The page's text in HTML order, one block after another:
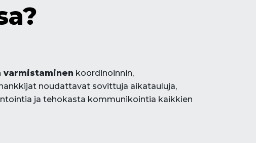
varmistaminen koordinoinnin,
noudattavat sovittuja aikatauluja,
ja tehokasta kommunikointia kaikkien